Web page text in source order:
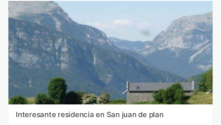
Interesante residencia en San juan de plan